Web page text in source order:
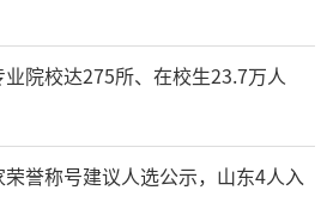
院校达275所、在校生23.7万人
誉称号建议人选公示，山东4人入